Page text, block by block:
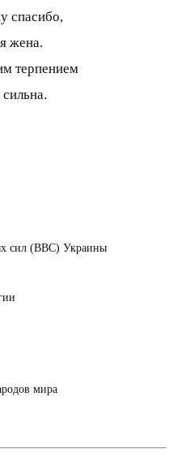
спасибо,
жена.
терпением
сил (ВВС) Украины
мира